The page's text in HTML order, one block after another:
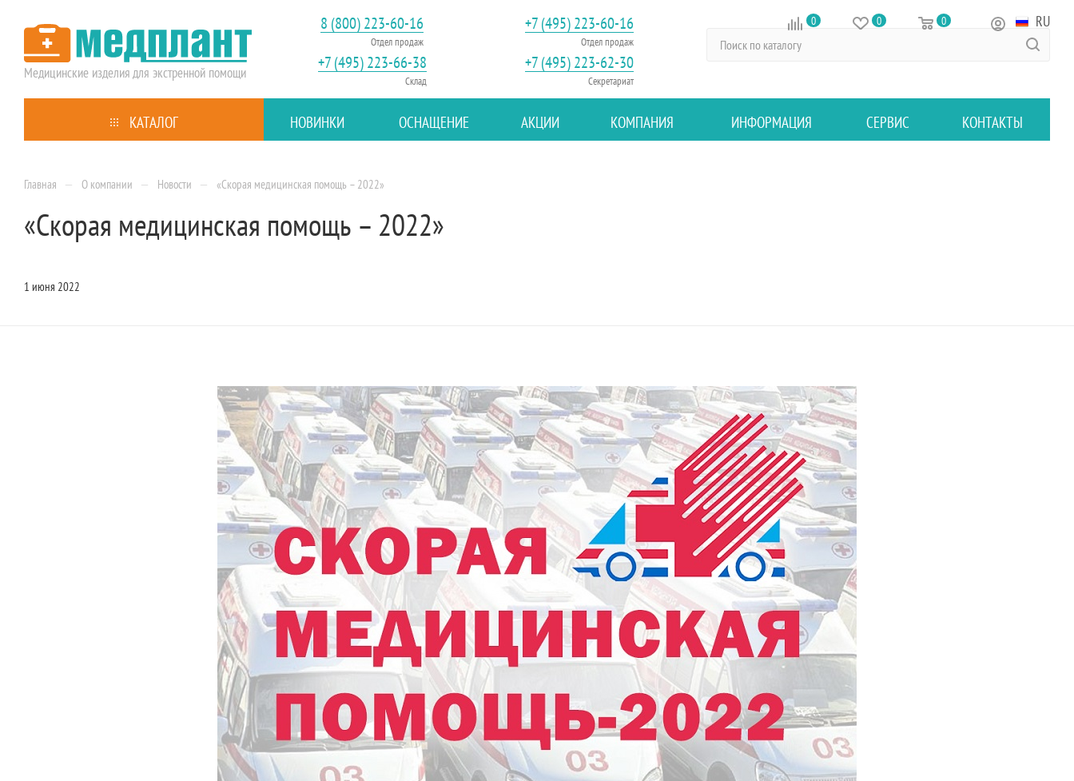
Медицинские изделиядля экстренной помощи
8 (800) 223-60-16
Отдел продаж
+7 (495) 223-60-16
Отдел продаж
+7 (495) 223-66-38
Склад
+7 (495) 223-62-30
Секретариат
0 0 0 RU
КАТАЛОГ НОВИНКИ ОСНАЩЕНИЕ АКЦИИ КОМПАНИЯ ИНФОРМАЦИЯ СЕРВИС КОНТАКТЫ
Главная — О компании — Новости — «Скорая медицинская помощь – 2022»
«Скорая медицинская помощь – 2022»
1 июня 2022